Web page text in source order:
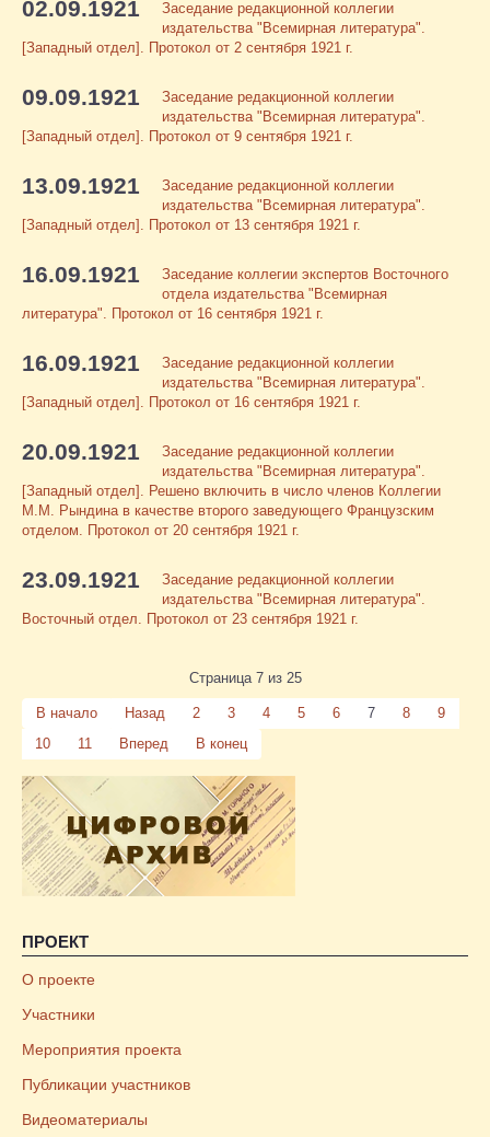
02.09.1921
Заседание редакционной коллегии
издательства "Всемирная литература".
[Западный отдел]. Протокол от 2 сентября 1921 г.
09.09.1921
Заседание редакционной коллегии
издательства "Всемирная литература".
[Западный отдел]. Протокол от 9 сентября 1921 г.
13.09.1921
Заседание редакционной коллегии
издательства "Всемирная литература".
[Западный отдел]. Протокол от 13 сентября 1921 г.
16.09.1921
Заседание коллегии экспертов Восточного
отдела издательства "Всемирная
литература". Протокол от 16 сентября 1921 г.
16.09.1921
Заседание редакционной коллегии
издательства "Всемирная литература".
[Западный отдел]. Протокол от 16 сентября 1921 г.
20.09.1921
Заседание редакционной коллегии
издательства "Всемирная литература".
[Западный отдел]. Решено включить в число членов Коллегии
М.М. Рындина в качестве второго заведующего Французским
отделом. Протокол от 20 сентября 1921 г.
23.09.1921
Заседание редакционной коллегии
издательства "Всемирная литература".
Восточный отдел. Протокол от 23 сентября 1921 г.
Страница 7 из 25
В начало Назад 2 3 4 5 6 7 8
9
10
11 Вперед В конец
ПРОЕКТ
О проекте
Участники
Мероприятия проекта
Публикации участников
Видеоматериалы